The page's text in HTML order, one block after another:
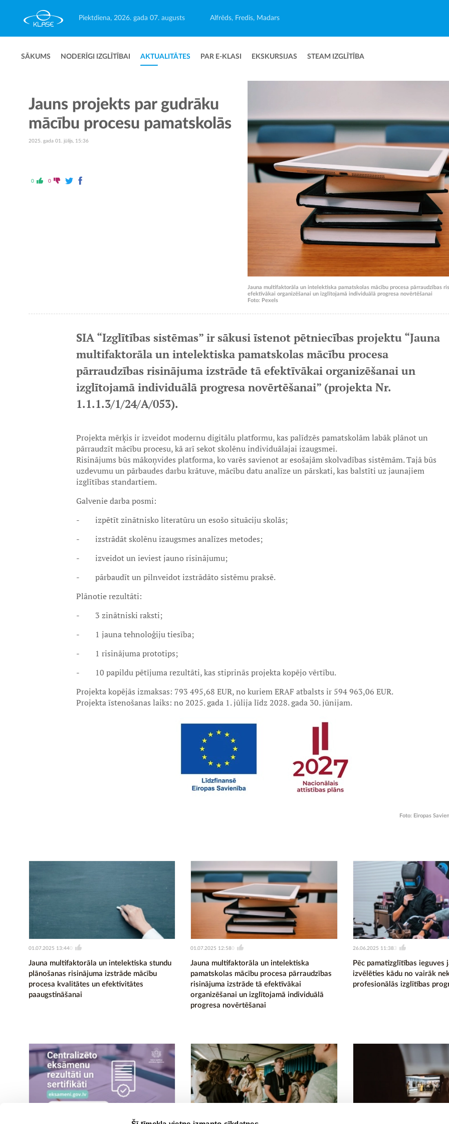
Piektdiena, 2026. gada 07. augusts Alfrēds, Fredis, Madars
SĀKUMS NODERĪGI IZGLĪTĪBAI AKTUALITĀTES PAR E-KLASI EKSKURSIJAS STEAM IZGLĪTĪBA
Jauns projekts par gudrāku
mācību procesu pamatskolās
2025. gada 01. jūlijs, 15:36
0 0
Jauna multifaktorāla un intelektiska pamatskolas mācību procesa pārraudzības
efektīvākai organizēšanai un izglītojamā individuālā progresa novērtēšanai
Foto: Pexels
SIA “Izglītības sistēmas” ir sākusi īstenot pētniecības projektu “Jauna
multifaktorāla un intelektiska pamatskolas mācību procesa
pārraudzības risinājuma izstrāde tā efektīvākai organizēšanai un
izglītojamā individuālā progresa novērtēšanai” (projekta Nr.
1.1.1.3/1/24/A/053).
Projekta mērķis ir izveidot modernu digitālu platformu, kas palīdzēs pamatskolām labāk plānot un
pārraudzīt mācību procesu, kā arī sekot skolēnu individuālajai izaugsmei.
Risinājums būs mākoņvides platforma, ko varēs savienot ar esošajām skolvadības sistēmām. Tajā būs
uzdevumu un pārbaudes darbu krātuve, mācību datu analīze un pārskati, kas balstīti uz jaunajiem
izglītības standartiem.
Galvenie darba posmi:
- izpētīt zinātnisko literatūru un esošo situāciju skolās;
- izstrādāt skolēnu izaugsmes analīzes metodes;
- izveidot un ieviest jauno risinājumu;
- pārbaudīt un pilnveidot izstrādāto sistēmu praksē.
Plānotie rezultāti:
- 3 zinātniski raksti;
- 1 jauna tehnoloģiju tiesība;
- 1 risinājuma prototips;
- 10 papildu pētījuma rezultāti, kas stiprinās projekta kopējo vērtību.
Projekta kopējās izmaksas: 793 495,68 EUR, no kuriem ERAF atbalsts ir 594 963,06 EUR.
Projekta īstenošanas laiks: no 2025. gada 1. jūlija līdz 2028. gada 30. jūnijam.
Foto: Eiropas
Jauna multifaktorāla un intelektiska stundu
plānošanas risinājuma izstrāde mācību
procesa kvalitātes un efektivitātes
paaugstināšanai
01.07.2025 13:440
Jauna multifaktorāla un intelektiska
pamatskolas mācību procesa pārraudzības
risinājuma izstrāde tā efektīvākai
organizēšanai un izglītojamā individuālā
progresa novērtēšanai
01.07.2025 12:580
Pēc pamatizglītības ieguves
izvēlēties kādu no vairāk
profesionālās izglītības
26.06.2025 11:38 3